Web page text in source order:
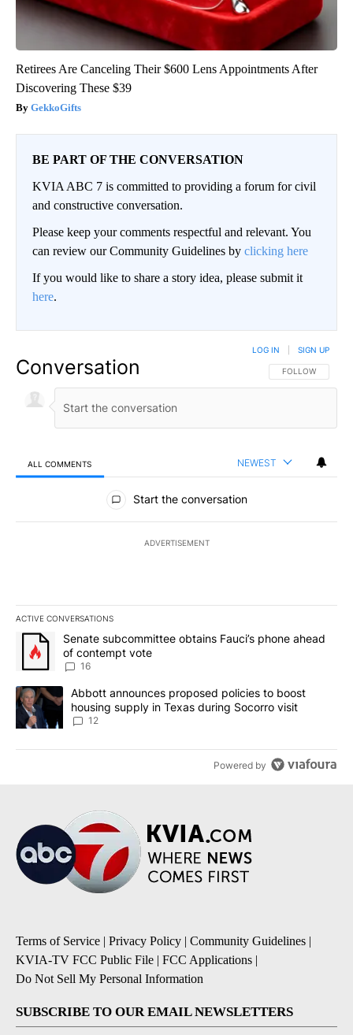
Retirees Are Canceling Their $600 Lens Appointments After
Discovering These $39
GekkoGifts
BE PART OF THE CONVERSATION
KVIA ABC 7 is committed to providing a forum for civil
and constructive conversation.
Please keep your comments respectful and relevant. You
can review our Community Guidelines by clicking here
If you would like to share a story idea, please submit it
here.
Conversation FOLLOW THIS
FOLLOW
LOG IN SIGN UP
ALL COMMENTS NEWEST
All Comments
Start the conversation
ADVERTISEMENT
ACTIVE CONVERSATIONS
The following is a list of the most commented articles in the last
A trending article titled "Senate subcommittee obtains Fauci’s
Senate subcommittee obtains Fauci’s phone ahead
of contempt vote
16
A trending article titled "Abbott announces proposed policies to
Abbott announces proposed policies to boost
housing supply in Texas during Socorro visit
12
Powered by
Terms of Service | Privacy Policy | Community Guidelines |
KVIA-TV FCC Public File | FCC Applications |
Do Not Sell My Personal Information
SUBSCRIBE TO OUR EMAIL NEWSLETTERS